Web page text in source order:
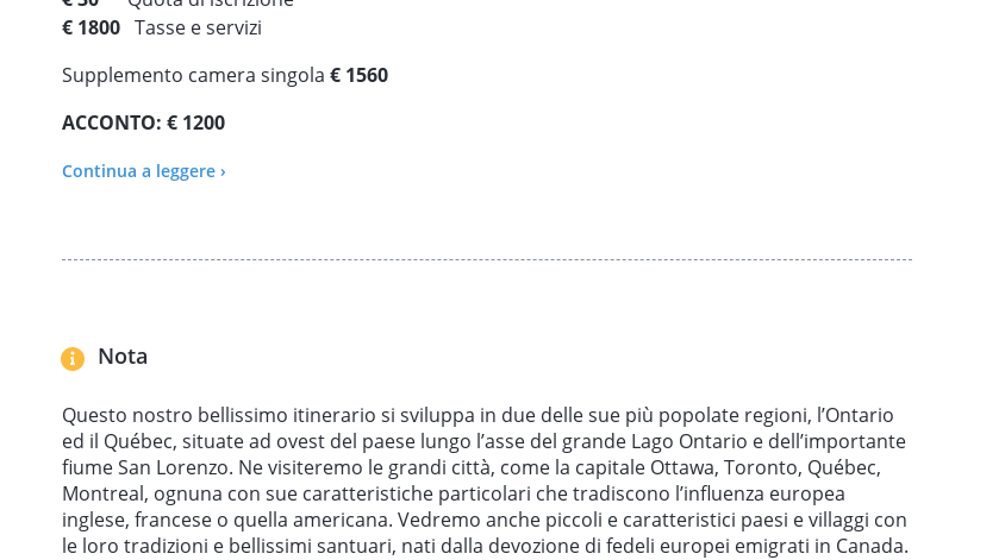
€ 1800 Tasse e servizi
Supplemento camera singola € 1560
ACCONTO: € 1200
Visita il nostro Sito per tutte le altre informazioni:
Continua a leggere ›
Nota
Questo nostro bellissimo itinerario si sviluppa in due delle sue più popolate regioni, l’Ontario
ed il Québec, situate ad ovest del paese lungo l’asse del grande Lago Ontario e dell’importante
fiume San Lorenzo. Ne visiteremo le grandi città, come la capitale Ottawa, Toronto, Québec,
Montreal, ognuna con sue caratteristiche particolari che tradiscono l’influenza europea
inglese, francese o quella americana. Vedremo anche piccoli e caratteristici paesi e villaggi con
le loro tradizioni e bellissimi santuari, nati dalla devozione di fedeli europei emigrati in Canada.